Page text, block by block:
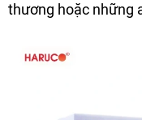
thương hoặc những